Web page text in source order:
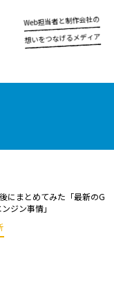
Web担当者と制作会社の
想いをつなげるメディア
にまとめてみた「最新のG
ジン事情」